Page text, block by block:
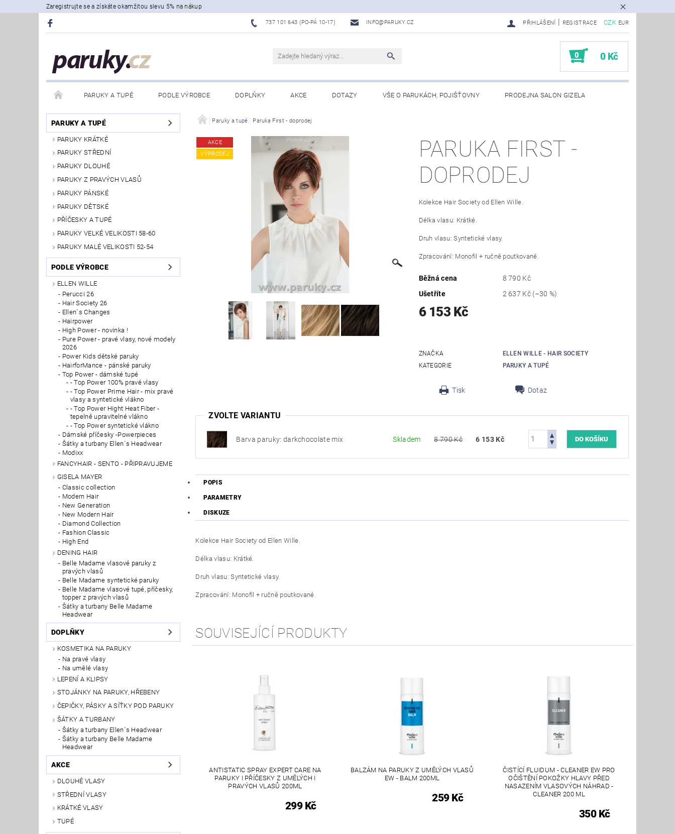
Zaregistrujte se a získáte okamžitou slevu 5% na nákup
737 101 643 (PO-PÁ 10-17) INFO@PARUKY.CZ CZK EUR
PŘIHLÁŠENÍ REGISTRACE
0 0 Kč
PARUKY A TUPÉ PODLE VÝROBCE DOPLŇKY AKCE DOTAZY VŠE O PARUKÁCH, POJIŠŤOVNY PRODEJNA SALON GIZELA
PARUKY A TUPÉ
PARUKY KRÁTKÉ
PARUKY STŘEDNÍ
PARUKY DLOUHÉ
PARUKY Z PRAVÝCH VLASŮ
PARUKY PÁNSKÉ
PARUKY DĚTSKÉ
PŘÍČESKY A TUPÉ
PARUKY VELKÉ VELIKOSTI 58-60
PARUKY MALÉ VELIKOSTI 52-54
PODLE VÝROBCE
ELLEN WILLE
Perucci 26
Hair Society 26
Ellen´s Changes
Hairpower
High Power - novinka !
Pure Power - pravé vlasy, nové modely
2026
Power Kids dětské paruky
HairforMance - pánské paruky
Top Power - dámské tupé
- Top Power 100% pravé vlasy
- Top Power Prime Hair - mix pravé
vlasy a syntetické vlákno
- Top Power Hight Heat Fiber -
tepelně upravitelné vlákno
- Top Power syntetické vlákno
Dámské příčesky -Powerpieces
Šátky a turbany Ellen´s Headwear
Modixx
FANCYHAIR - SENTO - PŘIPRAVUJEME
GISELA MAYER
Classic collection
Modern Hair
New Generation
New Modern Hair
Diamond Collection
Fashion Classic
High End
DENING HAIR
Belle Madame vlasové paruky z
pravých vlasů
Belle Madame syntetické paruky
Belle Madame vlasové tupé, příčesky,
topper z pravých vlasů
Šátky a turbany Belle Madame
Headwear
DOPLŇKY
KOSMETIKA NA PARUKY
Na pravé vlasy
Na umělé vlasy
LEPENÍ A KLIPSY
STOJÁNKY NA PARUKY, HŘEBENY
ČEPIČKY, PÁSKY A SÍŤKY POD PARUKY
ŠÁTKY A TURBANY
Šátky a turbany Ellen´s Headwear
Šátky a turbany Belle Madame
Headwear
AKCE
DLOUHÉ VLASY
STŘEDNÍ VLASY
KRÁTKÉ VLASY
TUPÉ
Paruky a tupé Paruka First - doprodej
AKCE
VÝPRODEJ
PARUKA FIRST -
DOPRODEJ
Kolekce Hair Society od Ellen Wille.
Délka vlasu: Krátké.
Druh vlasu: Syntetické vlasy.
Zpracování: Monofil + ručně poutkované.
Běžná cena
8 790 Kč
Ušetříte
2 637 Kč (–30 %)
6 153 Kč
ZNAČKA
ELLEN WILLE - HAIR SOCIETY
KATEGORIE
PARUKY A TUPÉ
Tisk Dotaz
ZVOLTE VARIANTU
Barva paruky: darkchocolate mix Skladem 8 790 Kč 6 153 Kč
POPIS
PARAMETRY
DISKUZE
Kolekce Hair Society od Ellen Wille.
Délka vlasu: Krátké.
Druh vlasu: Syntetické vlasy.
Zpracování: Monofil + ručně poutkované.
SOUVISEJÍCÍ PRODUKTY
ANTISTATIC SPRAY EXPERT CARE NA
PARUKY I PŘÍČESKY Z UMĚLÝCH I
PRAVÝCH VLASŮ 200ML
299 Kč
BALZÁM NA PARUKY Z UMĚLÝCH VLASŮ
EW - BALM 200ML
259 Kč
ČISTÍCÍ FLUIDUM - CLEANER EW PRO
OČIŠTĚNÍ POKOŽKY HLAVY PŘED
NASAZENÍM VLASOVÝCH NÁHRAD -
CLEANER 200 ML
350 Kč